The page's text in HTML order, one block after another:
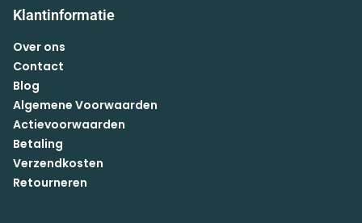
Klantinformatie
Over ons
Contact
Blog
Algemene Voorwaarden
Actievoorwaarden
Betaling
Verzendkosten
Retourneren